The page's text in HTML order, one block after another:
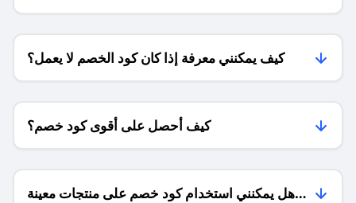
الشحن ؟
كيف يمكنني معرفة إذا كان كود الخصم لا يعمل؟
كيف أحصل على أقوى كود خصم؟
هل يمكنني استخدام كود خصم على منتجات معينة